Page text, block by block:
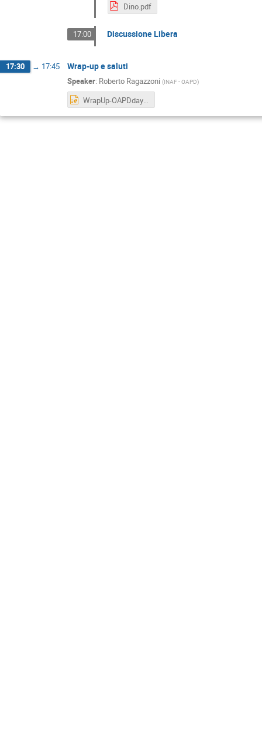
Dino.pdf
17:00 Discussione Libera
17:30 → 17:45 Wrap-up e saluti
Speaker: Roberto Ragazzoni (INAF - OAPD)
WrapUp-OAPDdays-2019.pptx